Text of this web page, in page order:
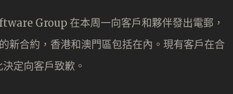
Group 在本周一向客戶和夥伴發出電郵，
新合約，香港和澳門區包括在內。現有客戶在合
定向客戶致歉。